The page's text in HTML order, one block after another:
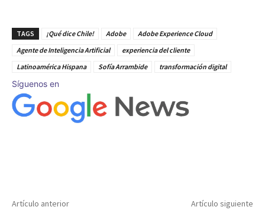
TAGS ¡Qué dice Chile! Adobe
Adobe Experience Cloud
Agente de Inteligencia Artificial
experiencia del cliente
Latinoamérica Hispana
Sofía Arrambide transformación digital
Síguenos en
Artículo anterior Artículo siguiente